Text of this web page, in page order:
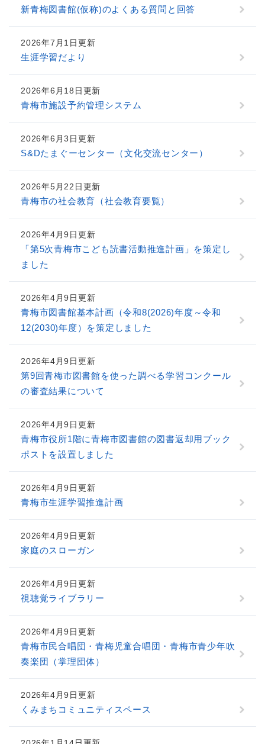
新青梅図書館(仮称)のよくある質問と回答
2026年7月1日更新
生涯学習だより
2026年6月18日更新
青梅市施設予約管理システム
2026年6月3日更新
S&Dたまぐーセンター（文化交流センター）
2026年5月22日更新
青梅市の社会教育（社会教育要覧）
2026年4月9日更新
「第5次青梅市こども読書活動推進計画」を策定し
ました
2026年4月9日更新
青梅市図書館基本計画（令和8(2026)年度～令和
12(2030)年度）を策定しました
2026年4月9日更新
第9回青梅市図書館を使った調べる学習コンクール
の審査結果について
2026年4月9日更新
青梅市役所1階に青梅市図書館の図書返却用ブック
ポストを設置しました
2026年4月9日更新
青梅市生涯学習推進計画
2026年4月9日更新
家庭のスローガン
2026年4月9日更新
視聴覚ライブラリー
2026年4月9日更新
青梅市民合唱団・青梅児童合唱団・青梅市青少年吹
奏楽団（掌理団体）
2026年4月9日更新
くみまちコミュニティスペース